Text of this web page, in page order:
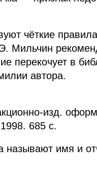
чёткие
Мильчин
перекочует в
автора.
685 с.
называют имя и